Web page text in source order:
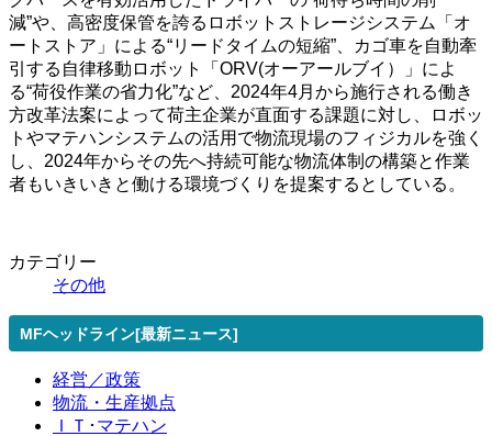
減”や、高密度保管を誇るロボットストレージシステム「オ
ートストア」による“リードタイムの短縮”、カゴ車を自動牽
引する自律移動ロボット「ORV(オーアールブイ）」によ
る“荷役作業の省力化”など、2024年4月から施行される働き
方改革法案によって荷主企業が直面する課題に対し、ロボッ
トやマテハンシステムの活用で物流現場のフィジカルを強く
し、2024年からその先へ持続可能な物流体制の構築と作業
者もいきいきと働ける環境づくりを提案するとしている。
カテゴリー
その他
MFヘッドライン[最新ニュース]
経営／政策
物流・生産拠点
ＩＴ･マテハン